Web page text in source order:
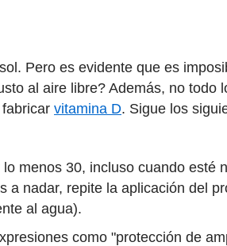
Pero es evidente que es
al aire libre? Además, no todo
vitamina D. Sigue los
menos 30, incluso cuando esté
a nadar, repite la aplicación del
al agua).
como "protección de